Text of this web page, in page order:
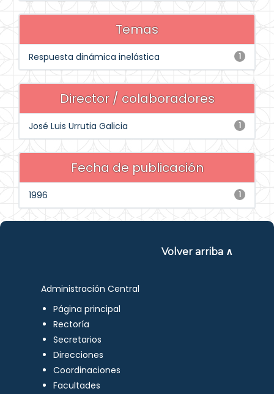
Temas
1
Respuesta dinámica inelástica
Director / colaboradores
1
José Luis Urrutia Galicia
Fecha de publicación
1
1996
Volver arriba ∧
Administración Central
Página principal
Rectoría
Secretarios
Direcciones
Coordinaciones
Facultades